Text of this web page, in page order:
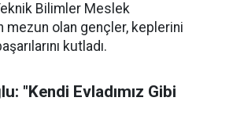
Bilimler Meslek
mezun olan gençler, keplerini
kutladı.
"Kendi Evladımız Gibi